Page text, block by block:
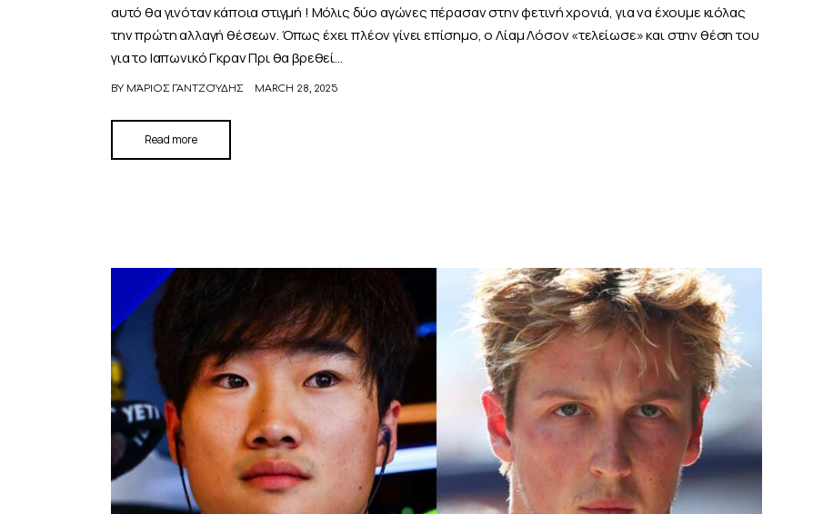
αυτό θα γινόταν κάποια στιγμή ! Μόλις δύο αγώνες πέρασαν στην φετινή χρονιά, για να έχουμε κιόλας
την πρώτη αλλαγή θέσεων. Όπως έχει πλέον γίνει επίσημο, ο Λίαμ Λόσον «τελείωσε» και στην θέση του
για το Ιαπωνικό Γκραν Πρι θα βρεθεί…
BY ΜΆΡΙΟΣ ΓΑΝΤΖΟΎΔΗΣ MARCH 28, 2025
Read more